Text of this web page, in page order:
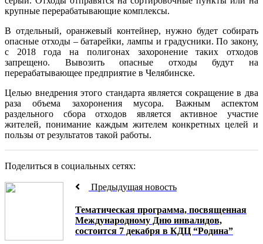
крупные перерабатывающие комплексы.
В отдельный, оранжевый контейнер, нужно будет собирать
опасные отходы – батарейки, лампы и градусники. По закону,
с 2018 года на полигонах захоронение таких отходов
запрещено. Вывозить опасные отходы будут на
перерабатывающее предприятие в Челябинске.
Целью внедрения этого стандарта является сокращение в два
раза объема захоронения мусора. Важным аспектом
раздельного сбора отходов является активное участие
жителей, понимание каждым жителем конкретных целей и
пользы от результатов такой работы.
Поделиться в социальных сетях:
Предыдущая новость
Тематическая программа, посвященная
Международному Дню инвалидов,
состоится 7 декабря в КДЦ “Родина”